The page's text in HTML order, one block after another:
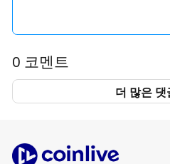
0 코멘트
더 많은